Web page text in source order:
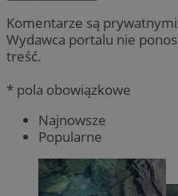
Komentarze są
Wydawca portalu nie
treść.
* pola obowiązkowe
Najnowsze
Popularne